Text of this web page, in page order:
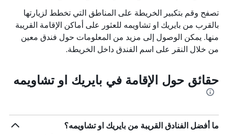
تصفح وقم بتكبير الخريطة على المناطق التي تخطط لزيارتها
بالقرب من بايريك او تشاويمه للعثور على أماكن الإقامة القريبة
منها. يمكن الوصول إلى مزيد من المعلومات حول فندق معين
من خلال النقر على اسم الفندق داخل الخريطة.
حقائق حول الإقامة في بايريك او تشاويمه
ما أفضل الفنادق القريبة من بايريك او تشاويمه؟